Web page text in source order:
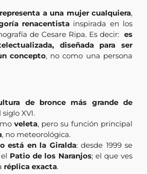
a una mujer cualquiera,
renacentista inspirada en los
de Cesare Ripa. Es decir: es
diseñada para ser
concepto, no como una persona
de bronce más grande de
XVI.
veleta, pero su función principal
, no meteorológica.
está en la Giralda: desde 1999 se
Patio de los Naranjos; el que ves
réplica exacta.